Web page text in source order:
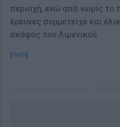
περιοχή, ενώ από νωρίς το
έρευνες συμμετείχε και
σκάφος του Λιμενικού.
[ΠΗΓΗ]